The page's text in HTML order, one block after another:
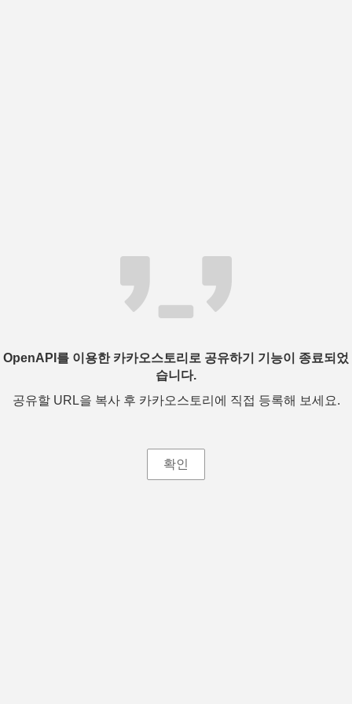
OpenAPI를 이용한 카카오스토리로 공유하기 기능이 종료되었
습니다.
공유할 URL을 복사 후 카카오스토리에 직접 등록해 보세요.
확인